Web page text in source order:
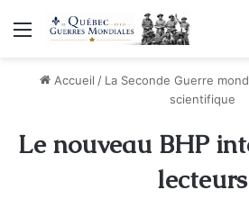
Menu
Accueil / La Seconde Guerre
scientifique
Le nouveau BHP
lecteurs